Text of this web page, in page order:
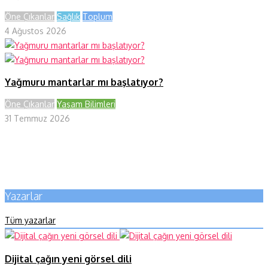
Öne Çıkanlar Sağlık Toplum
4 Ağustos 2026
Yağmuru mantarlar mı başlatıyor?
Öne Çıkanlar Yaşam Bilimleri
31 Temmuz 2026
Yazarlar
Tüm yazarlar
Dijital çağın yeni görsel dili